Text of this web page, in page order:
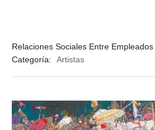
Relaciones Sociales Entre Empleados
Categoría:
Artistas